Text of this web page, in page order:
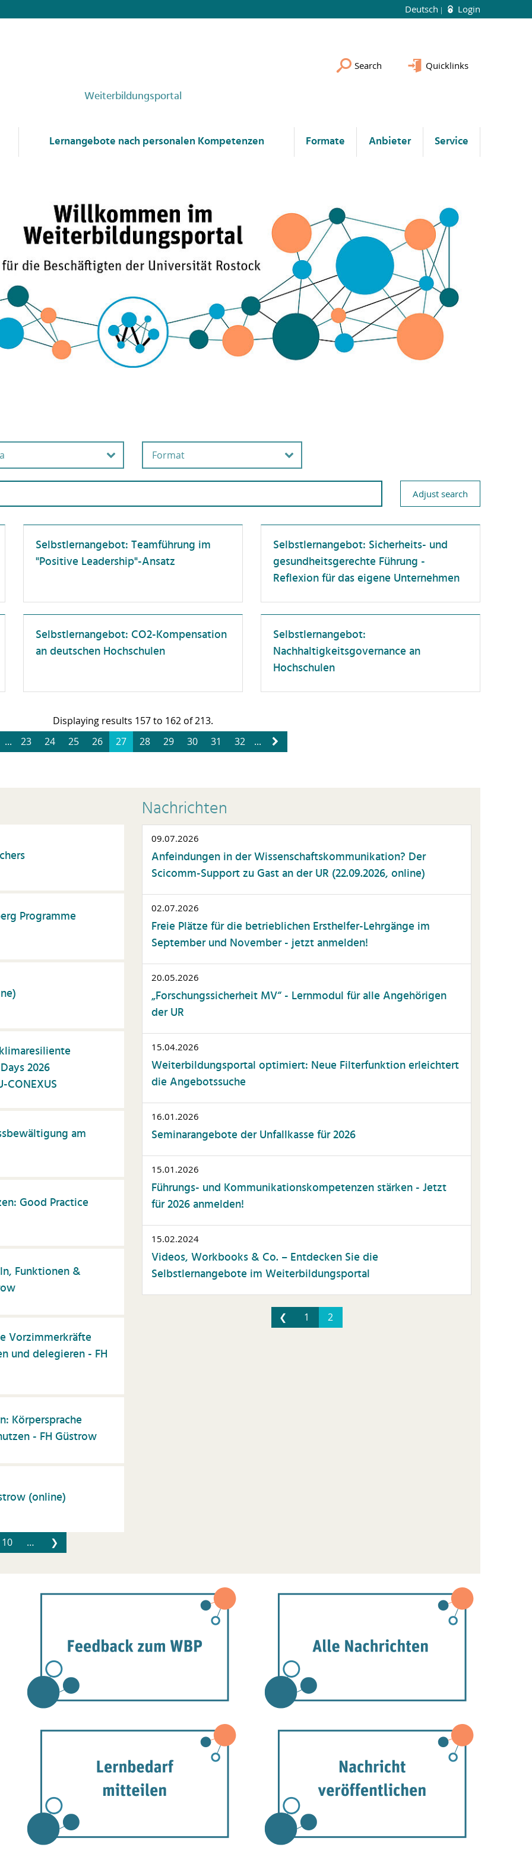
Deutsch Login
Weiterbildungsportal
Search Quicklinks
Lernangebote nach personalen Kompetenzen Formate Anbieter Service
und
Format
Online
Präsenz
Selbstlernangebot
Unterweisung
Adjust search
Selbstlernangebot: Teamführung im
"Positive Leadership"-Ansatz
Selbstlernangebot: Sicherheits- und
gesundheitsgerechte Führung -
Reflexion für das eigene Unternehmen
Selbstlernangebot: CO2-Kompensation
an deutschen Hochschulen
Selbstlernangebot:
Nachhaltigkeitsgovernance an
Hochschulen
Displaying results 157 to 162 of 213.
...
23 24 25 26 27 28 29 30 31 32 ...
Programme
2026
am
Good Practice
Funktionen &
Vorzimmerkräfte
und delegieren - FH
Körpersprache
- FH Güstrow
(online)
10 … ❯
Nachrichten
09.07.2026
Anfeindungen in der Wissenschaftskommunikation? Der
Scicomm-Support zu Gast an der UR (22.09.2026, online)
02.07.2026
Freie Plätze für die betrieblichen Ersthelfer-Lehrgänge im
September und November - jetzt anmelden!
20.05.2026
„Forschungssicherheit MV“ - Lernmodul für alle Angehörigen
der UR
15.04.2026
Weiterbildungsportal optimiert: Neue Filterfunktion erleichtert
die Angebotssuche
16.01.2026
Seminarangebote der Unfallkasse für 2026
15.01.2026
Führungs- und Kommunikationskompetenzen stärken - Jetzt
für 2026 anmelden!
15.02.2024
Videos, Workbooks & Co. – Entdecken Sie die
Selbstlernangebote im Weiterbildungsportal
❮ 1 2